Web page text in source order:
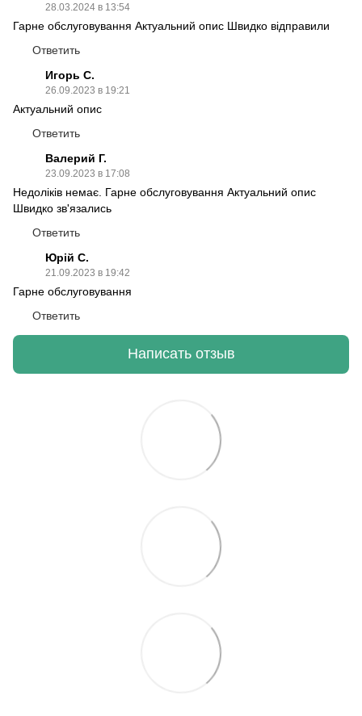
28.03.2024 в 13:54
Гарне обслуговування Актуальний опис Швидко відправили
Ответить
Игорь С.
26.09.2023 в 19:21
Актуальний опис
Ответить
Валерий Г.
23.09.2023 в 17:08
Недоліків немає. Гарне обслуговування Актуальний опис
Швидко зв'язались
Ответить
Юрій С.
21.09.2023 в 19:42
Гарне обслуговування
Ответить
Написать отзыв